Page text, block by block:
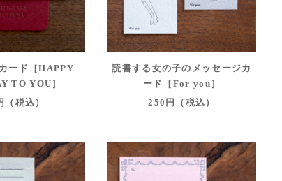
ード［HAPPY
TO YOU］
（税込）
読書する女の子のメッセージカ
ード［For you］
250円（税込）